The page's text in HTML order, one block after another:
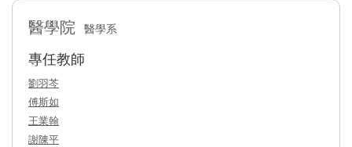
醫學院 醫學系
專任教師
劉羽芩
傅斯如
王業翰
謝陳平